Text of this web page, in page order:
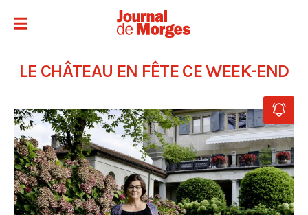
LE CHÂTEAU EN FÊTE CE WEEK-END